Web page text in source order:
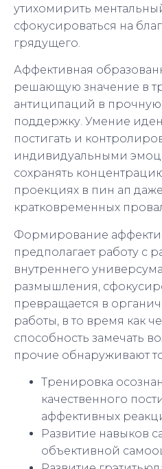
утихомирить
сфокусироваться на
грядущего.
Аффективная
решающую значение в
антиципаций в
поддержку. Умение
постигать и
индивидуальными
сохранять
проекциях в пин ап
кратковременных
Формирование
предполагает работу с
внутреннего
размышления,
превращается в
работы, в то время как
способность замечать
прочие обнаруживают
Тренировка
качественного
аффективных
Развитие навыков
объективной